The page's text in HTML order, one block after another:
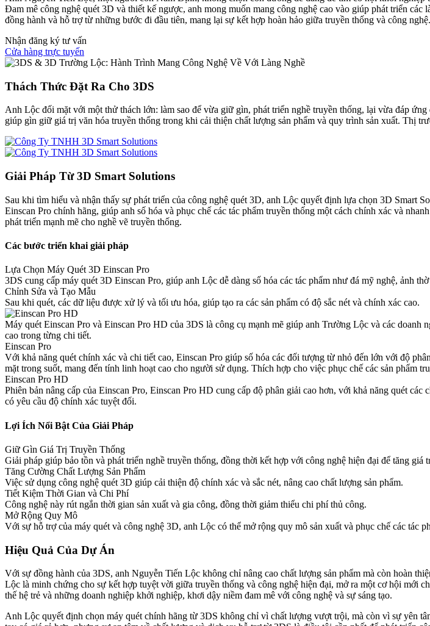
Đam mê công nghệ quét 3D và thiết kế ngược, anh mong muốn mang công nghệ cao vào giúp phát triển
đồng hành và hỗ trợ từ những bước đi đầu tiên, mang lại sự kết hợp hoàn hảo giữa truyền thống và công nghệ.
Nhận đăng ký tư vấn
Cửa hàng trực tuyến
Thách Thức Đặt Ra Cho 3DS
Anh Lộc đối mặt với một thử thách lớn: làm sao để vừa giữ gìn, phát triển nghề truyền thống, lại vừa đáp
giúp gìn giữ giá trị văn hóa truyền thống trong khi cải thiện chất lượng sản phẩm và quy trình sản xuất. Thị
Giải Pháp Từ 3D Smart Solutions
Sau khi tìm hiểu và nhận thấy sự phát triển của công nghệ quét 3D, anh Lộc quyết định lựa chọn 3D Smart
Einscan Pro chính hãng, giúp anh số hóa và phục chế các tác phẩm truyền thống một cách chính xác và
phát triển mạnh mẽ cho nghề vẽ truyền thống.
Các bước triển khai giải pháp
Lựa Chọn Máy Quét 3D Einscan Pro
3DS cung cấp máy quét 3D Einscan Pro, giúp anh Lộc dễ dàng số hóa các tác phẩm như đá mỹ nghệ, ảnh
Chỉnh Sửa và Tạo Mẫu
Sau khi quét, các dữ liệu được xử lý và tối ưu hóa, giúp tạo ra các sản phẩm có độ sắc nét và chính xác cao.
Máy quét Einscan Pro và Einscan Pro HD của 3DS là công cụ mạnh mẽ giúp anh Trường Lộc và các
cao trong từng chi tiết.
Einscan Pro
Với khả năng quét chính xác và chi tiết cao, Einscan Pro giúp số hóa các đối tượng từ nhỏ đến lớn với độ
mặt trong suốt, mang đến tính linh hoạt cao cho người sử dụng. Thích hợp cho việc phục chế các sản phẩm
Einscan Pro HD
Phiên bản nâng cấp của Einscan Pro, Einscan Pro HD cung cấp độ phân giải cao hơn, với khả năng quét
có yêu cầu độ chính xác tuyệt đối.
Lợi Ích Nổi Bật Của Giải Pháp
Giữ Gìn Giá Trị Truyền Thống
Giải pháp giúp bảo tồn và phát triển nghề truyền thống, đồng thời kết hợp với công nghệ hiện đại để tăng giá
Tăng Cường Chất Lượng Sản Phẩm
Việc sử dụng công nghệ quét 3D giúp cải thiện độ chính xác và sắc nét, nâng cao chất lượng sản phẩm.
Tiết Kiệm Thời Gian và Chi Phí
Công nghệ này rút ngắn thời gian sản xuất và gia công, đồng thời giảm thiểu chi phí thủ công.
Mở Rộng Quy Mô
Với sự hỗ trợ của máy quét và công nghệ 3D, anh Lộc có thể mở rộng quy mô sản xuất và phục chế các tác
Hiệu Quả Của Dự Án
Với sự đồng hành của 3DS, anh Nguyễn Tiến Lộc không chỉ nâng cao chất lượng sản phẩm mà còn hoàn
Lộc là minh chứng cho sự kết hợp tuyệt vời giữa truyền thống và công nghệ hiện đại, mở ra một cơ hội mới
thế hệ trẻ và những doanh nghiệp khởi nghiệp, khơi dậy niềm đam mê với công nghệ và sự sáng tạo.
Anh Lộc quyết định chọn máy quét chính hãng từ 3DS không chỉ vì chất lượng vượt trội, mà còn vì sự yên